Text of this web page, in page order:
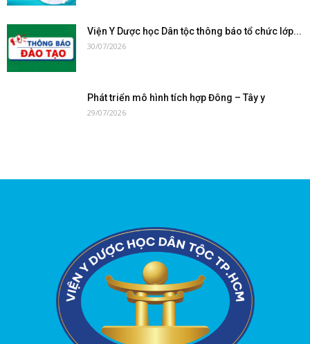
Viện Y Dược học Dân tộc thông báo tổ chức lớp...
30/07/2026
Phát triển mô hình tích hợp Đông – Tây y
29/07/2026